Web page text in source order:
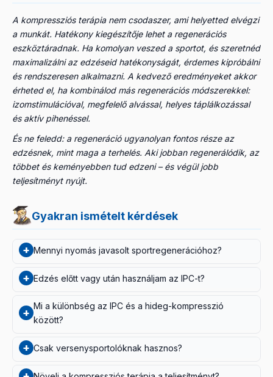
A kompressziós terápia nem csodaszer, ami helyetted elvégzi
a munkát. Hatékony kiegészítője lehet a regenerációs
eszköztáradnak. Ha komolyan veszed a sportot, és szeretnéd
maximalizálni az edzéseid hatékonyságát, érdemes kipróbálni
és rendszeresen alkalmazni. A kedvező eredményeket akkor
érheted el, ha kombinálod más regenerációs módszerekkel:
izomstimulációval, megfelelő alvással, helyes táplálkozással
és aktív pihenéssel.
És ne feledd: a regeneráció ugyanolyan fontos része az
edzésnek, mint maga a terhelés. Aki jobban regenerálódik, az
többet és keményebben tud edzeni – és végül jobb
teljesítményt nyújt.
Gyakran ismételt kérdések
+ Mennyi nyomás javasolt sportregenerációhoz?
Sportregenerációhoz 80–100 Hgmm a komfortzóna. A
sportkutatások 100–200 Hgmm tartományban dolgoztak
hatékonyan kombinálja a komfortot és a hatást. Ennél
magasabb nyomás keringési szempontból nem indokolt,
és kellemetlen érzést okozhat.
+ Edzés előtt vagy után használjam az IPC-t?
klinikai bizonyíték az edzést követő azonnali (a
maximum 90 percen belüli) alkalmazásra vonatkozik.
Edzés előtt a mozgás, a dinamikus bemelegítés a
hatékonyabb felkészítés.
+
Mi a különbség az IPC és a hideg-kompresszió
között?
Az IPC „meleg" kompresszió: szobahőmérsékleten
dolgozik, a vénás-nyirokáramlást támogatja, a
metabolitokat „kimossa". A hideg kompresszió a hűtést
+ Csak versenysportolóknak hasznos?
Nem – hobbisportolóknak, hétvégi sportembereknek és